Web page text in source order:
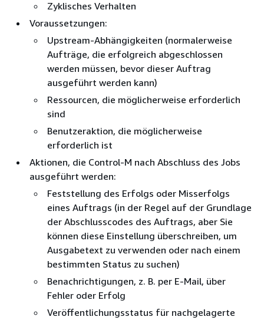
Zyklisches Verhalten
Voraussetzungen:
Upstream-Abhängigkeiten (normalerweise
Aufträge, die erfolgreich abgeschlossen
werden müssen, bevor dieser Auftrag
ausgeführt werden kann)
Ressourcen, die möglicherweise erforderlich
sind
Benutzeraktion, die möglicherweise
erforderlich ist
Aktionen, die Control-M nach Abschluss des Jobs
ausgeführt werden:
Feststellung des Erfolgs oder Misserfolgs
eines Auftrags (in der Regel auf der Grundlage
der Abschlusscodes des Auftrags, aber Sie
können diese Einstellung überschreiben, um
Ausgabetext zu verwenden oder nach einem
bestimmten Status zu suchen)
Benachrichtigungen, z. B. per E-Mail, über
Fehler oder Erfolg
Veröffentlichungsstatus für nachgelagerte